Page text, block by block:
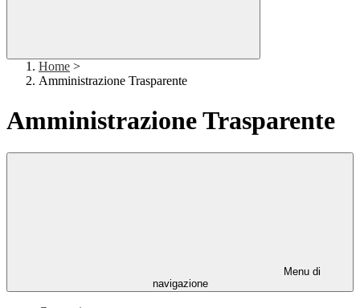
Home >
Amministrazione Trasparente
Amministrazione Trasparente
Menu di
navigazione